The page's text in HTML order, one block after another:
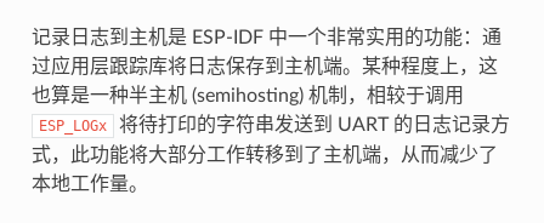
记录日志到主机是 ESP-IDF 中一个非常实用的功能：通
过应用层跟踪库将日志保存到主机端。某种程度上，这
也算是一种半主机 (semihosting) 机制，相较于调用
ESP_LOGx
将待打印的字符串发送到 UART 的日志记录方
式，此功能将大部分工作转移到了主机端，从而减少了
本地工作量。